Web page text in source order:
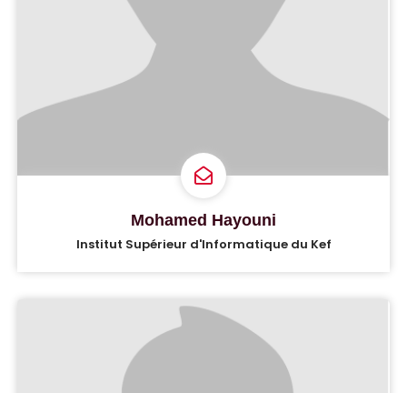
Mohamed Hayouni
Institut Supérieur d'Informatique du Kef